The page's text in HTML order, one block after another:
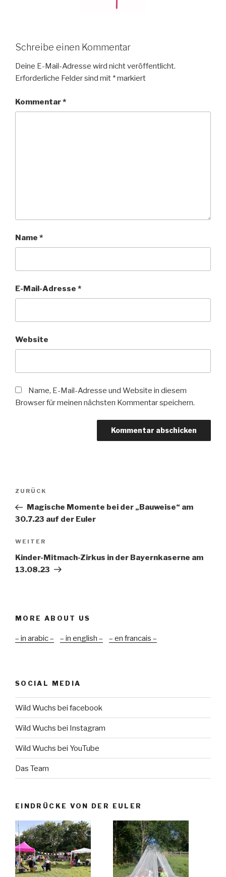
Schreibe einen Kommentar
Deine E-Mail-Adresse wird nicht veröffentlicht.
Erforderliche Felder sind mit *markiert
Kommentar*
Name *
E-Mail-Adresse *
Website
Name, E-Mail-Adresse und Website in diesem
Browser für meinen nächsten Kommentar speichern.
Beitragsnavigation
Vorheriger
Beitrag
ZURÜCK
Magische Momente bei der „Bauweise“ am
30.7.23 auf der Euler
Nächster
Beitrag
WEITER
Kinder-Mitmach-Zirkus in der Bayernkaserne am
13.08.23
MORE ABOUT US
– in arabic – – in english – – en francais –
SOCIAL MEDIA
Wild Wuchs bei facebook
Wild Wuchs bei Instagram
Wild Wuchs bei YouTube
Das Team
EINDRÜCKE VON DER EULER